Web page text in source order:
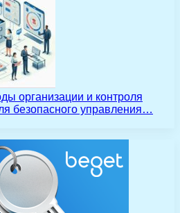
организации и контроля
безопасного управления…